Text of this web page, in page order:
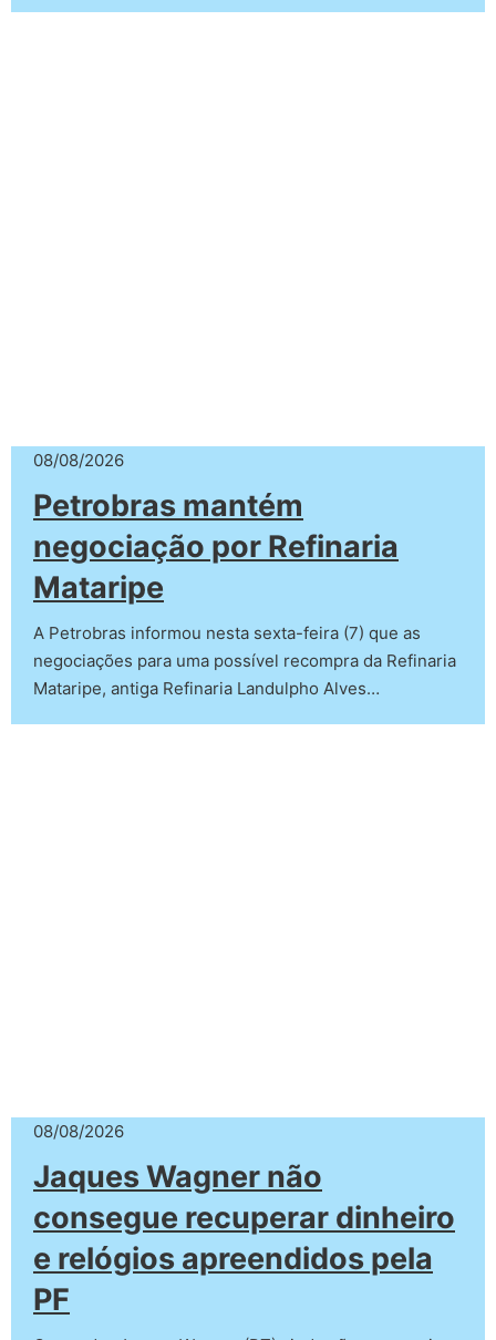
08/08/2026
Petrobras mantém
negociação por Refinaria
Mataripe
A Petrobras informou nesta sexta-feira (7) que as
negociações para uma possível recompra da Refinaria
Mataripe, antiga Refinaria Landulpho Alves…
08/08/2026
Jaques Wagner não
consegue recuperar dinheiro
e relógios apreendidos pela
PF